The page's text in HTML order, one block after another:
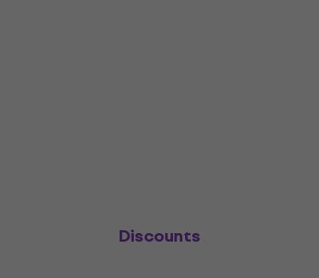
Discounts